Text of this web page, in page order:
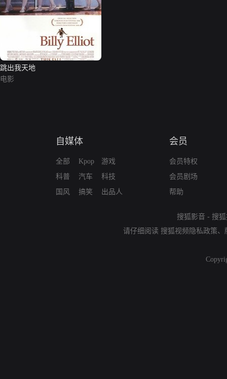
跳出我天地
电影
自媒体
全部
科普
国风
Kpop
汽车
搞笑
游戏
科技
出品人
会员
会员特权
会员剧场
帮助
搜狐影音 - 搜
请仔细阅读 搜狐视频隐私政策、